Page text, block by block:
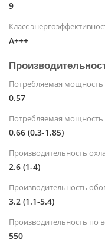
9
Класс
A+++
Потребляемая
0.57
Потребляемая мощность
0.66 (0.3-1.85)
Производительность
2.6 (1-4)
Производительность
3.2 (1.1-5.4)
Производительность по
550